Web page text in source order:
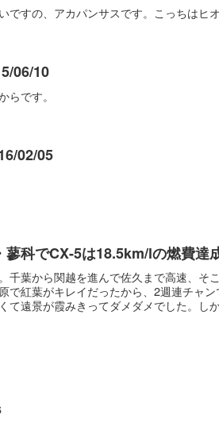
ですの、アカパンサスです。こっちはヒオ
06/10
らです。
02/05
蓼科でCX-5は18.5km/lの燃費達
千葉から関越を進んで佐久まで高速、そ
で紅葉がキレイだったから、2週連チャ
て遠景が霞みきってダメダメでした。し